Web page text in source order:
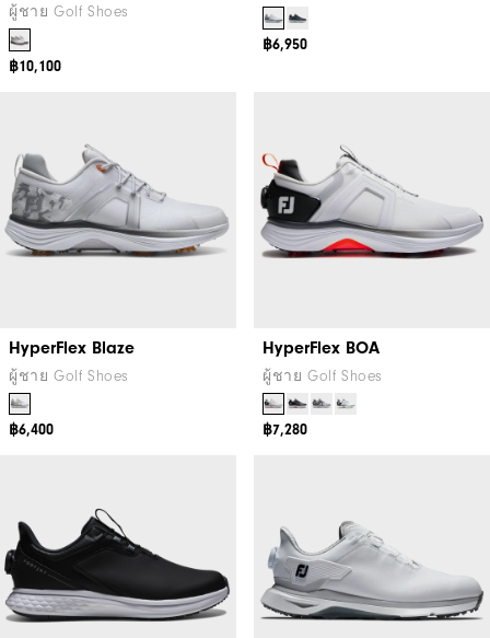
ผู้ชาย Golf Shoes
฿10,100
฿6,950
HyperFlex Blaze
ผู้ชาย Golf Shoes
฿6,400
HyperFlex BOA
ผู้ชาย Golf Shoes
฿7,280